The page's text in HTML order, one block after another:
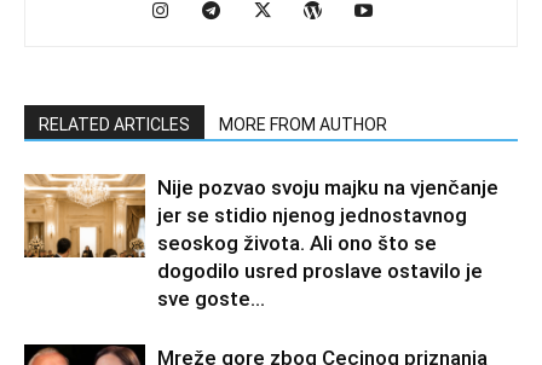
RELATED ARTICLES MORE FROM AUTHOR
Nije pozvao svoju majku na vjenčanje
jer se stidio njenog jednostavnog
seoskog života. Ali ono što se
dogodilo usred proslave ostavilo je
sve goste...
Mreže gore zbog Cecinog priznanja